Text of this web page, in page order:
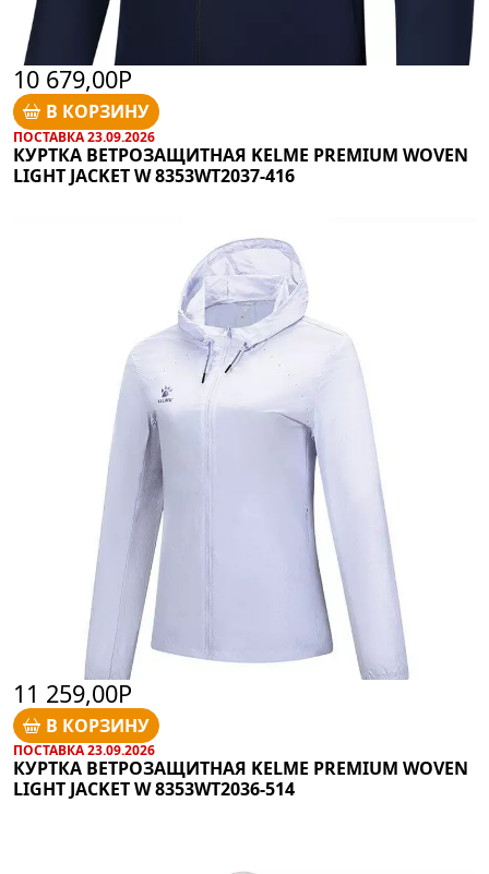
10 679,00Р
В КОРЗИНУ
ПОСТАВКА 23.09.2026
КУРТКА ВЕТРОЗАЩИТНАЯ KELME PREMIUM WOVEN
LIGHT JACKET W 8353WT2037-416
11 259,00Р
В КОРЗИНУ
ПОСТАВКА 23.09.2026
КУРТКА ВЕТРОЗАЩИТНАЯ KELME PREMIUM WOVEN
LIGHT JACKET W 8353WT2036-514